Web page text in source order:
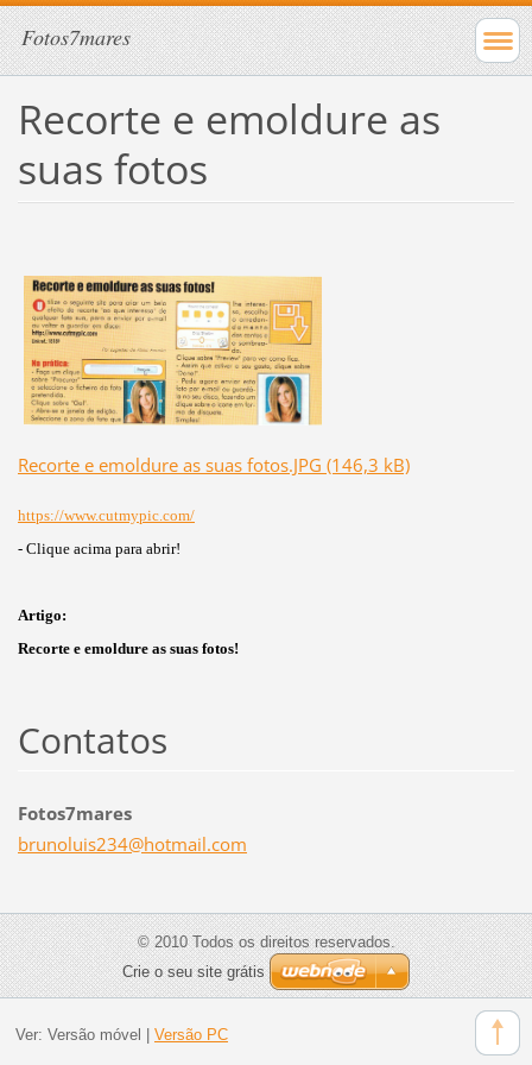
Fotos7mares
Recorte e emoldure as
suas fotos
Recorte e emoldure as suas fotos.JPG (146,3 kB)
https://www.cutmypic.com/
- Clique acima para abrir!
Artigo:
Recorte e emoldure as suas fotos!
Contatos
Fotos7mares
brunoluis234@hotmail.com
© 2010 Todos os direitos reservados.
Crie o seu site grátis
Ver: Versão móvel | Versão PC